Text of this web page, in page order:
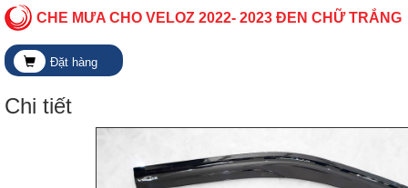
CHE MƯA CHO VELOZ 2022- 2023 ĐEN CHỮ TRẮNG
Đặt hàng
Chi tiết